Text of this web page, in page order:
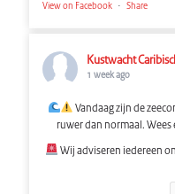
View on Facebook · Share
Kustwacht
1 week ago
Vandaag zijn de
ruwer dan normaal. Wees
Wij adviseren iedereen